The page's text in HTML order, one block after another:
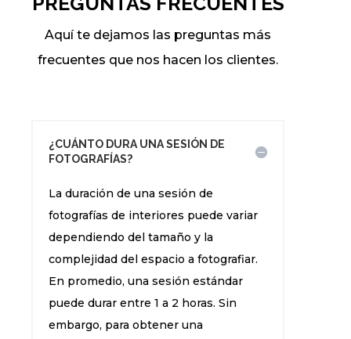
Aquí te dejamos las preguntas más
frecuentes que nos hacen los clientes.
¿CUÁNTO DURA UNA SESIÓN DE
FOTOGRAFÍAS?
La duración de una sesión de
fotografías de interiores puede variar
dependiendo del tamaño y la
complejidad del espacio a fotografiar.
En promedio, una sesión estándar
puede durar entre 1 a 2 horas. Sin
embargo, para obtener una